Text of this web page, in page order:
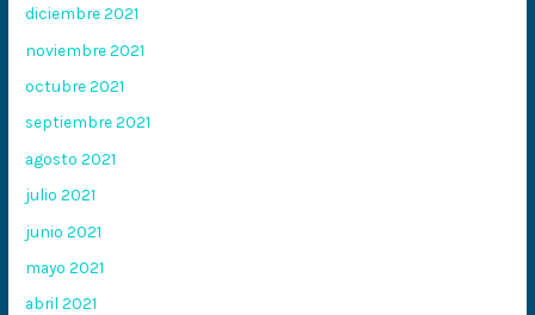
diciembre 2021
noviembre 2021
octubre 2021
septiembre 2021
agosto 2021
julio 2021
junio 2021
mayo 2021
abril 2021